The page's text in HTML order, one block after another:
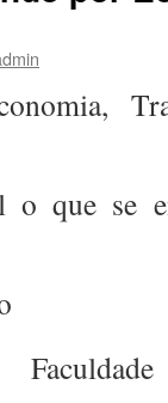
o que se